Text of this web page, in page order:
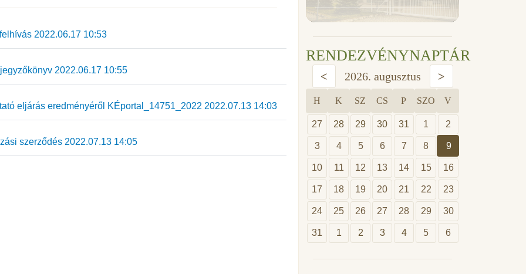
2022.06.17 10:53
2022.06.17 10:55
eljárás eredményéről KÉportal_14751_2022 2022.07.13 14:03
szerződés 2022.07.13 14:05
RENDEZVÉNYNAPTÁR
< 2026. augusztus >
H K SZ CS P SZO V
27 28 29 30 31 1 2
3 4 5 6 7 8 9
10 11 12 13 14 15 16
17 18 19 20 21 22 23
24 25 26 27 28 29 30
31 1 2 3 4 5 6